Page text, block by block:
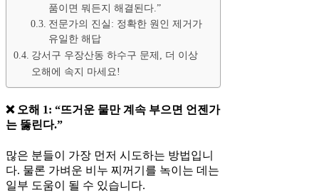
품이면 뭐든지 해결된다.”
전문가의 진실: 정확한 원인 제거가
유일한 해답
강서구 우장산동 하수구 문제, 더 이상
오해에 속지 마세요!
❌ 오해 1: “뜨거운 물만 계속 부으면 언젠가
는 뚫린다.”
많은 분들이 가장 먼저 시도하는 방법입니
다. 물론 가벼운 비누 찌꺼기를 녹이는 데는
일부 도움이 될 수 있습니다.